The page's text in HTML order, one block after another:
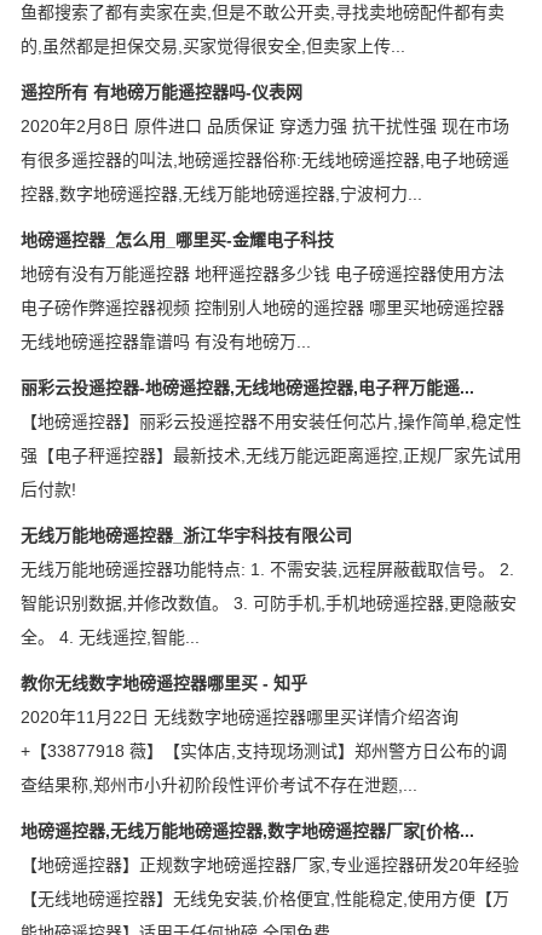
鱼都搜索了都有卖家在卖,但是不敢公开卖,寻找卖地磅配件都有卖
的,虽然都是担保交易,买家觉得很安全,但卖家上传...
遥控所有 有地磅万能遥控器吗-仪表网
2020年2月8日 原件进口 品质保证 穿透力强 抗干扰性强 现在市场
有很多遥控器的叫法,地磅遥控器俗称:无线地磅遥控器,电子地磅遥
控器,数字地磅遥控器,无线万能地磅遥控器,宁波柯力...
地磅遥控器_怎么用_哪里买-金耀电子科技
地磅有没有万能遥控器 地秤遥控器多少钱 电子磅遥控器使用方法
电子磅作弊遥控器视频 控制别人地磅的遥控器 哪里买地磅遥控器
无线地磅遥控器靠谱吗 有没有地磅万...
丽彩云投遥控器-地磅遥控器,无线地磅遥控器,电子秤万能遥...
【地磅遥控器】丽彩云投遥控器不用安装任何芯片,操作简单,稳定性
强【电子秤遥控器】最新技术,无线万能远距离遥控,正规厂家先试用
后付款!
无线万能地磅遥控器_浙江华宇科技有限公司
无线万能地磅遥控器功能特点: 1. 不需安装,远程屏蔽截取信号。 2.
智能识别数据,并修改数值。 3. 可防手机,手机地磅遥控器,更隐蔽安
全。 4. 无线遥控,智能...
教你无线数字地磅遥控器哪里买 - 知乎
2020年11月22日 无线数字地磅遥控器哪里买详情介绍咨询
+【33877918 薇】【实体店,支持现场测试】郑州警方日公布的调
查结果称,郑州市小升初阶段性评价考试不存在泄题,...
地磅遥控器,无线万能地磅遥控器,数字地磅遥控器厂家[价格...
【地磅遥控器】正规数字地磅遥控器厂家,专业遥控器研发20年经验
【无线地磅遥控器】无线免安装,价格便宜,性能稳定,使用方便【万